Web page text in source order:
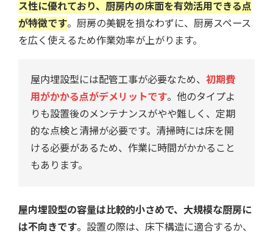
ス性に優れており、厨房内の床面を有効活用できる点
が特徴です。厨房の美観を損なわずに、厨房スペース
を広く使えるため作業効率が上がります。
屋内埋設型には配管工事が必要なため、初期費
用がかかる点がデメリットです。他のタイプよ
りも設置後のメンテナンスがやや難しく、定期
的な点検と清掃が必要です。清掃時には床を開
ける必要があるため、作業に時間がかかること
もあります。
屋内埋設型の容量は比較的小さめで、大規模な厨房に
は不向きです。設置の際は、床下構造に適合するか、